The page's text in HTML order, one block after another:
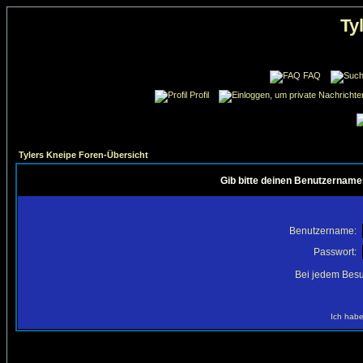
FAQ
Profil
Tylers Kneipe Foren-Übersicht
Gib bitte deinen
Benutzername:
Passwort:
Bei jedem
Ich